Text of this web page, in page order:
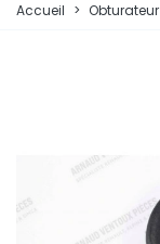
Accueil >